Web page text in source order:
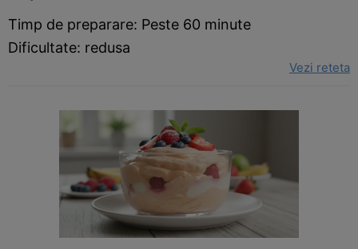
Timp de preparare: Peste 60 minute
Dificultate: redusa
Vezi reteta